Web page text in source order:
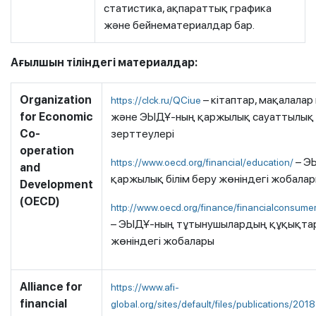
статистика, ақпараттық графика
және бейнематериалдар бар.
Ағылшын тіліндегі материалдар:
Organization
for Economic
Co-
operation
and
Development
(OECD)
https://clck.ru/QCiue – кітаптар, мақалалар
және ЭЫДҰ-ның қаржылық сауаттылық
зерттеулері
https://www.oecd.org/financial/education/–
қаржылық білім беру жөніндегі
http://www.oecd.org/finance/
– ЭЫДҰ-ның тұтынушылардың
жөніндегі жобалары
Alliance for
financial
https://www.afi-
global.org/sites/default/files/publications/